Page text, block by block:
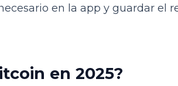
en la app y guardar el
en 2025?